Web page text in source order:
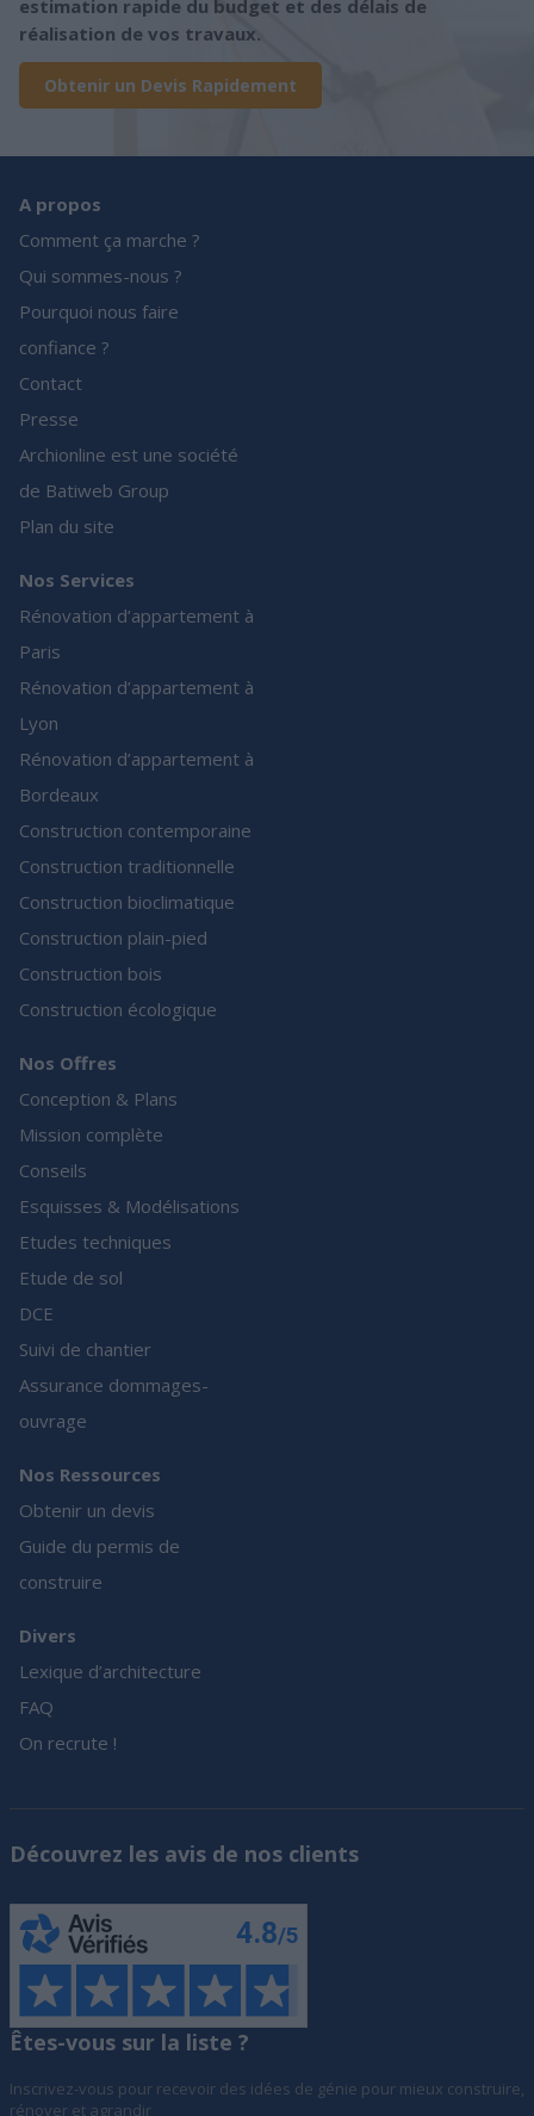
estimation rapide du budget et des délais de
réalisation de vos travaux.
Obtenir un Devis Rapidement
A propos
Comment ça marche ?
Qui sommes-nous ?
Pourquoi nous faire
confiance ?
Contact
Presse
Archionline est une société
de Batiweb Group
Plan du site
Nos Services
Rénovation d’appartement à
Paris
Rénovation d’appartement à
Lyon
Rénovation d’appartement à
Bordeaux
Construction contemporaine
Construction traditionnelle
Construction bioclimatique
Construction plain-pied
Construction bois
Construction écologique
Nos Offres
Conception & Plans
Mission complète
Conseils
Esquisses & Modélisations
Etudes techniques
Etude de sol
DCE
Suivi de chantier
Assurance dommages-
ouvrage
Nos Ressources
Obtenir un devis
Guide du permis de
construire
Divers
Lexique d’architecture
FAQ
On recrute !
Découvrez les avis de nos clients
Êtes-vous sur la liste ?
Inscrivez-vous pour recevoir des idées de génie pour mieux construire,
rénover et agrandir